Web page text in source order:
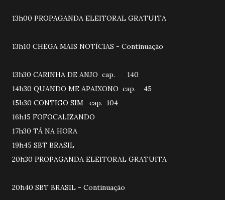
13h00 PROPAGANDA ELEITORAL GRATUITA
13h10 CHEGA MAIS NOTÍCIAS - Continuação
13h30 CARINHA DE ANJO cap. 140
14h30 QUANDO ME APAIXONO cap. 45
15h30 CONTIGO SIM cap. 104
16h15 FOFOCALIZANDO
17h30 TÁ NA HORA
19h45 SBT BRASIL
20h30 PROPAGANDA ELEITORAL GRATUITA
20h40 SBT BRASIL - Continuação